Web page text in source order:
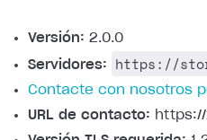
Versión: 2.0.0
Servidores:
https://
Contacte con nosotros
URL de contacto: